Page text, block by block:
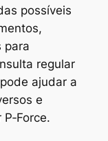
possíveis
​​​​para
regular
ajudar a
e